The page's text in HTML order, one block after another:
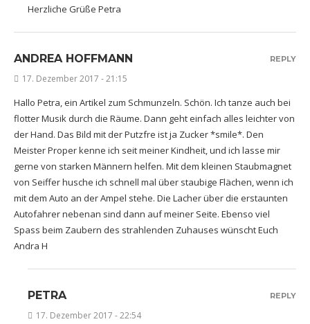
Herzliche Grüße Petra
ANDREA HOFFMANN
17. Dezember 2017 - 21:15
Hallo Petra, ein Artikel zum Schmunzeln. Schön. Ich tanze auch bei
flotter Musik durch die Räume. Dann geht einfach alles leichter von
der Hand. Das Bild mit der Putzfre ist ja Zucker *smile*. Den
Meister Proper kenne ich seit meiner Kindheit, und ich lasse mir
gerne von starken Männern helfen. Mit dem kleinen Staubmagnet
von Seiffer husche ich schnell mal über staubige Flächen, wenn ich
mit dem Auto an der Ampel stehe. Die Lacher über die erstaunten
Autofahrer nebenan sind dann auf meiner Seite. Ebenso viel
Spass beim Zaubern des strahlenden Zuhauses wünscht Euch
Andra H
REPLY
PETRA
17. Dezember 2017 - 22:54
REPLY